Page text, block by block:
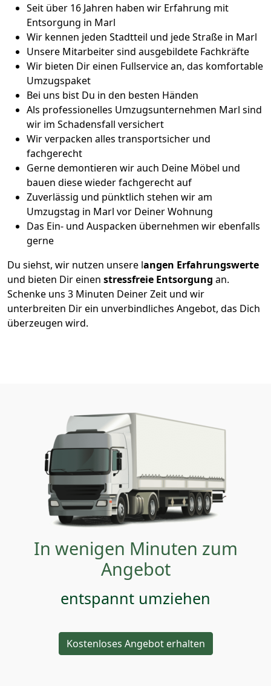
Seit über 16 Jahren haben wir Erfahrung mit
Entsorgung in Marl
Wir kennen jeden Stadtteil und jede Straße in Marl
Unsere Mitarbeiter sind ausgebildete Fachkräfte
Wir bieten Dir einen Fullservice an, das komfortable
Umzugspaket
Bei uns bist Du in den besten Händen
Als professionelles Umzugsunternehmen Marl sind
wir im Schadensfall versichert
Wir verpacken alles transportsicher und
fachgerecht
Gerne demontieren wir auch Deine Möbel und
bauen diese wieder fachgerecht auf
Zuverlässig und pünktlich stehen wir am
Umzugstag in Marl vor Deiner Wohnung
Das Ein- und Auspacken übernehmen wir ebenfalls
gerne
Du siehst, wir nutzen unsere langen Erfahrungswerte
und bieten Dir einen stressfreie Entsorgung an.
Schenke uns 3 Minuten Deiner Zeit und wir
unterbreiten Dir ein unverbindliches Angebot, das Dich
überzeugen wird.
In wenigen Minuten zum
Angebot
entspannt umziehen
Kostenloses Angebot erhalten